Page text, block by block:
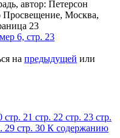
6, стр. 23
на предыдущей или
стр. 21 стр. 22 стр. 23 стр.
29 стр. 30 К содержанию